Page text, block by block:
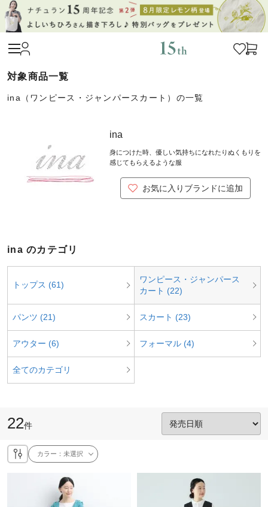
ina（ワンピース・ジャンパースカート）の一覧
ina
身につけた時、優しい気持ちになれたりぬくもりを
感じてもらえるような服
お気に入りブランドに追加
ina のカテゴリ
トップス (61)
ワンピース・ジャンパース
カート (22)
パンツ (21) スカート (23)
アウター (6) フォーマル (4)
全てのカテゴリ
22件
カラー：未選択